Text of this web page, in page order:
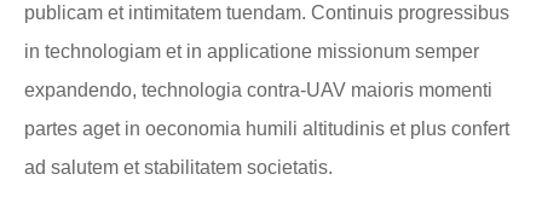
publicam et intimitatem tuendam. Continuis progressibus
in technologiam et in applicatione missionum semper
expandendo, technologia contra-UAV maioris momenti
partes aget in oeconomia humili altitudinis et plus confert
ad salutem et stabilitatem societatis.